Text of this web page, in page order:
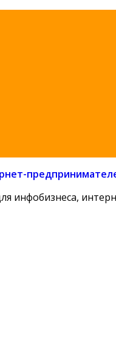
инфобизнеса,